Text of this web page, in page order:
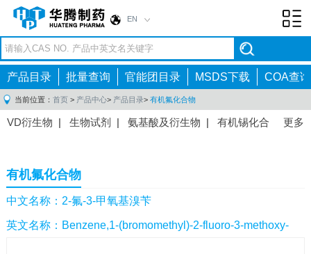
EN
产品目录 批量查询 官能团目录 MSDS下载 COA查询
当前位置： 首页 > 产品中心> 产品目录> 有机氟化合物
更多
VD衍生物 | 生物试剂 | 氨基酸及衍生物 | 有机锡化合
间体|抗高血压药物中间体
感染药物中间体|
体 |抗精神病药物中间体| 抗炎药物中间体
药中间体|其他原料药中间体|
有机氟化合物
中文名称：2-氟-3-甲氧基溴苄
英文名称：Benzene,1-(bromomethyl)-2-fluoro-3-methoxy-